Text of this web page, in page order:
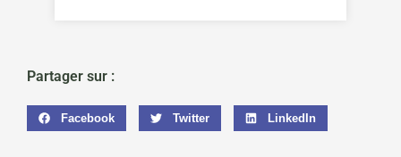
Partager sur :
Facebook Twitter LinkedIn